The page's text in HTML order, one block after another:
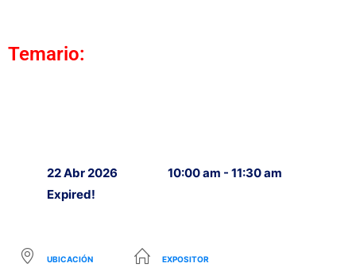
Temario:
22 Abr 2026
Expired!
10:00 am - 11:30 am
UBICACIÓN EXPOSITOR